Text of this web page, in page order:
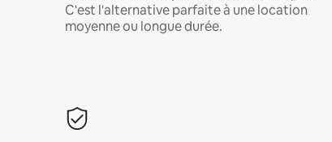
C'est l'alternative parfaite à une location
moyenne ou longue durée.